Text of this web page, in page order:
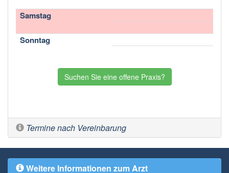
Samstag
Sonntag
Suchen Sie eine offene Praxis?
Termine nach Vereinbarung
Weitere Informationen zum Arzt